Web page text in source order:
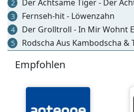
2 Der Achtsame Tiger - Der
3 Fernseh-hit - Löwenzahn
4 Der Grolltroll - In Mir Wohnt
5 Rodscha Aus Kambodscha &
Empfohlen